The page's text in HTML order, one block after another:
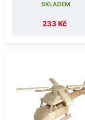
233 Kč
SKLADEM